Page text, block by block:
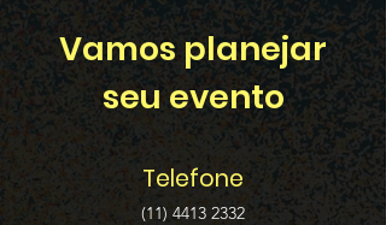
Vamos planejar
seu evento
Telefone
(11) 4413 2332